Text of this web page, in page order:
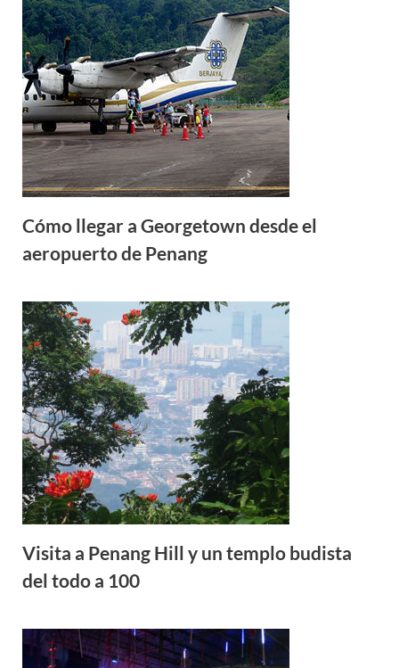
Cómo llegar a Georgetown desde el
aeropuerto de Penang
Visita a Penang Hill y un templo budista
del todo a 100